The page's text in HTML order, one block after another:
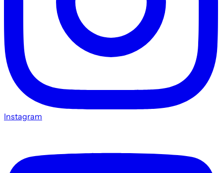
Instagram